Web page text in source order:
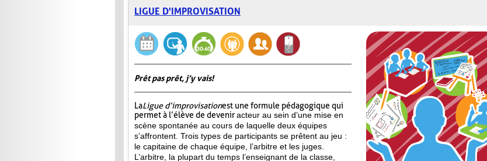
LIGUE D'IMPROVISATION
Prêt pas prêt, j’y vais!
LaLigue d’improvisationest une formule pédagogique qui
permet à l’élève de deveniracteur au sein d’une mise en
scène spontanée au cours de laquelle deux équipes
s’affrontent. Trois types de participants se prêtent au jeu :
le capitaine de chaque équipe, l’arbitre et les juges.
L’arbitre, la plupart du temps l’enseignant de la classe,